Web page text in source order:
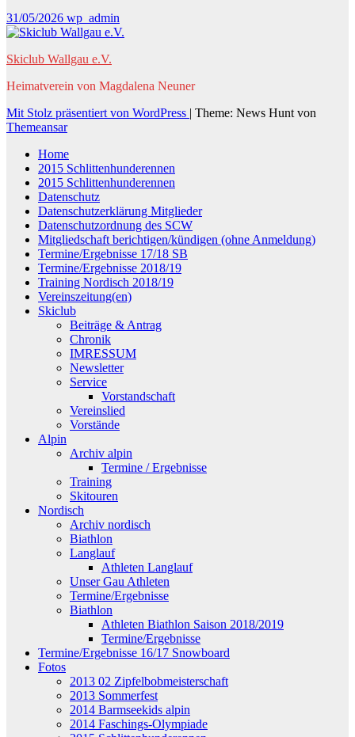
31/05/2026 wp_admin
Skiclub Wallgau e.V.
Heimatverein von Magdalena Neuner
Mit Stolz präsentiert von WordPress | Theme: News Hunt von
Themeansar
Home
2015 Schlittenhunderennen
2015 Schlittenhunderennen
Datenschutz
Datenschutzerklärung Mitglieder
Datenschutzordnung des SCW
Mitgliedschaft berichtigen/kündigen (ohne Anmeldung)
Termine/Ergebnisse 17/18 SB
Termine/Ergebnisse 2018/19
Training Nordisch 2018/19
Vereinszeitung(en)
Skiclub
Beiträge & Antrag
Chronik
IMRESSUM
Newsletter
Service
Vorstandschaft
Vereinslied
Vorstände
Alpin
Archiv alpin
Termine / Ergebnisse
Training
Skitouren
Nordisch
Archiv nordisch
Biathlon
Langlauf
Athleten Langlauf
Unser Gau Athleten
Termine/Ergebnisse
Biathlon
Athleten Biathlon Saison 2018/2019
Termine/Ergebnisse
Termine/Ergebnisse 16/17 Snowboard
Fotos
2013 02 Zipfelbobmeisterschaft
2013 Sommerfest
2014 Barmseekids alpin
2014 Faschings-Olympiade